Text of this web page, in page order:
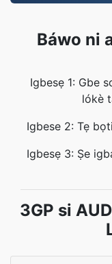
Báwo ni
Igbesẹ 1: Gbe
lókè
Igbese 2: Tẹ
Igbesẹ 3: Ṣe
3GP si